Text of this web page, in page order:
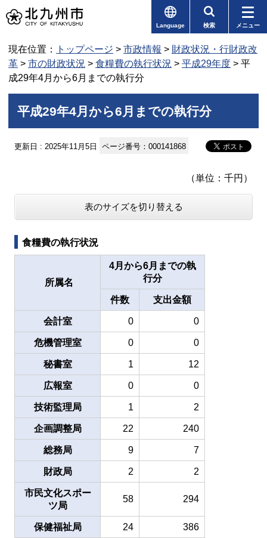
Language 検索 メニュー
現在位置： トップページ > 市政情報 > 財政状況・行財政改
革 > 市の財政状況 > 食糧費の執行状況 > 平成29年度 > 平
成29年4月から6月までの執行分
平成29年4月から6月までの執行分
更新日 : 2025年11月5日 ページ番号：000141868
（単位：千円）
表のサイズを切り替える
食糧費の執行状況
所属名
4月から6月までの執
行分
件数 支出金額
会計室 0 0
危機管理室 0 0
秘書室 1 12
広報室 0 0
技術監理局 1 2
企画調整局 22 240
総務局 9 7
財政局 2 2
市民文化スポー
ツ局
58 294
保健福祉局 24 386